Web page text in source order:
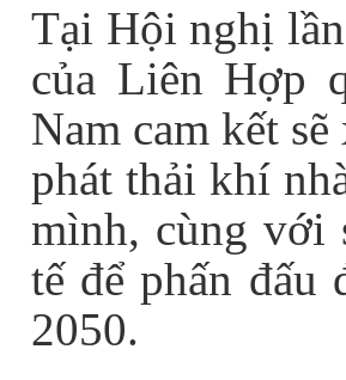
Tại Hội nghị
của Liên Hợp
Nam cam kết
phát thải khí
mình, cùng với
tế để phấn đấu
2050.